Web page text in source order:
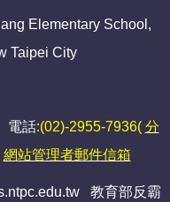
Elementary School,
Taipei City
電話:(02)-2955-7936( 分
網站管理者郵件信箱
教育部反霸